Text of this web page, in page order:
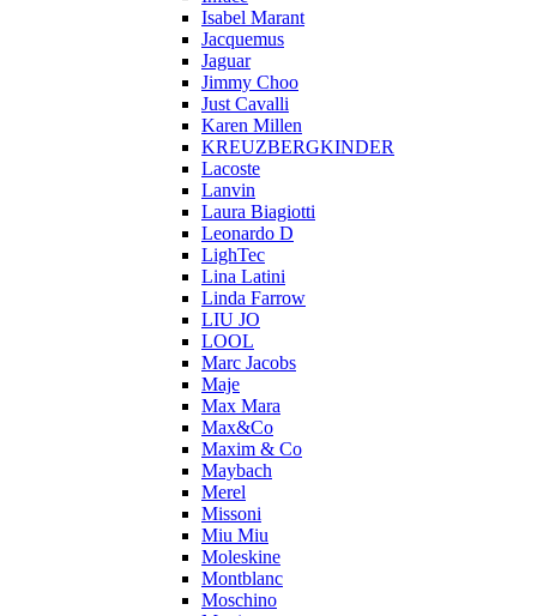
Isabel Marant
Jacquemus
Jaguar
Jimmy Choo
Just Cavalli
Karen Millen
KREUZBERGKINDER
Lacoste
Lanvin
Laura Biagiotti
Leonardo D
LighTec
Lina Latini
Linda Farrow
LIU JO
LOOL
Marc Jacobs
Maje
Max Mara
Max&Co
Maxim & Co
Maybach
Merel
Missoni
Miu Miu
Moleskine
Montblanc
Moschino